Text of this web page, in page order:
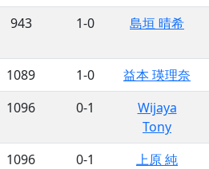
943 1-0 島垣 晴希
1089 1-0
益本 瑛理奈
1096 0-1
Wijaya
Tony
1096 0-1
上原 純